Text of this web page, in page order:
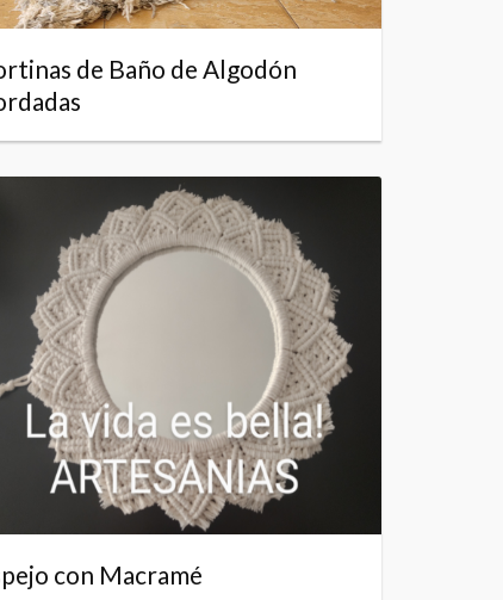
de Baño de Algodón
con Macramé